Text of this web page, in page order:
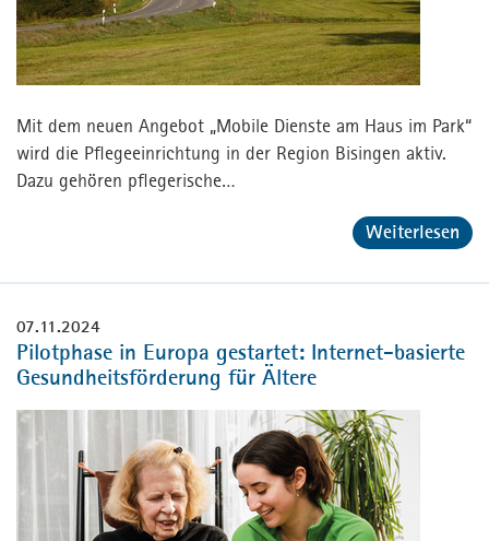
Mit dem neuen Angebot „Mobile Dienste am Haus im Park“
wird die Pflegeeinrichtung in der Region Bisingen aktiv.
Dazu gehören pflegerische…
Weiterlesen
07.11.2024
Pilotphase in Europa gestartet: Internet-basierte
Gesundheitsförderung für Ältere